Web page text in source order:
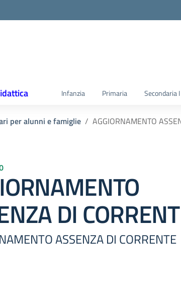
Infanzia Primaria Secondaria
per alunni e famiglie AGGIORNAMENTO
DI
ASSENZA DI CORRENTE